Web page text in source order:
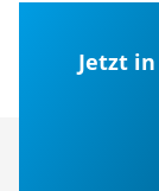
Jetzt